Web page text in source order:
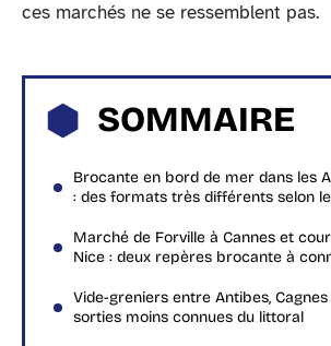
ces marchés ne se ressemblent pas.
SOMMAIRE
Brocante en bord de mer dans les
: des formats très différents selon
Marché de Forville à Cannes et
Nice : deux repères brocante à
Vide-greniers entre Antibes,
sorties moins connues du littoral